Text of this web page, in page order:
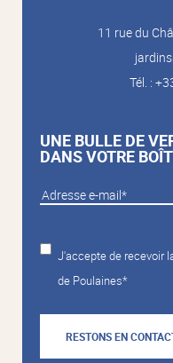
11 rue du
Tél. :
UNE BULLE DE
DANS VOTRE
J'accepte de recevoir
de Poulaines*
RESTONS EN